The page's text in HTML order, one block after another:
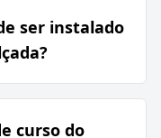
ser instalado
curso do